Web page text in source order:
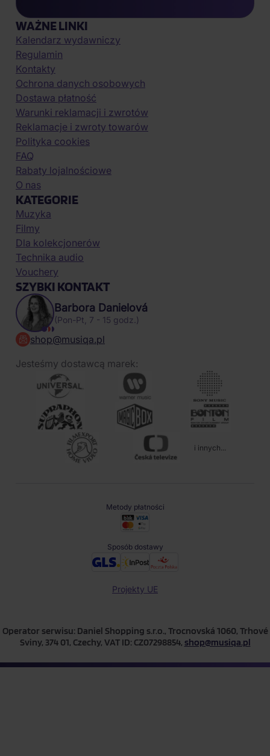
WAŻNE LINKI
Kalendarz wydawniczy
Regulamin
Kontakty
Ochrona danych osobowych
Dostawa płatność
Warunki reklamacji i zwrotów
Reklamacje i zwroty towarów
Polityka cookies
FAQ
Rabaty lojalnościowe
O nas
KATEGORIE
Muzyka
Filmy
Dla kolekcjonerów
Technika audio
Vouchery
SZYBKI KONTAKT
Barbora Danielová
(Pon-Pt, 7 - 15 godz.)
shop@musiqa.pl
Jesteśmy dostawcą marek:
i innych...
Metody płatności
Sposób dostawy
Projekty UE
Operator serwisu: Daniel Shopping s.r.o., Trocnovská 1060, Trhové
Sviny, 374 01, Czechy, VAT ID: CZ07298854, shop@musiqa.pl